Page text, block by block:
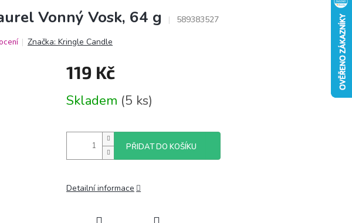
Vonný Vosk, 64 g 589383527
Značka:Kringle Candle
119 Kč
cena:
Skladem (5 ks)
PŘIDAT DO KOŠÍKU
Detailní informace